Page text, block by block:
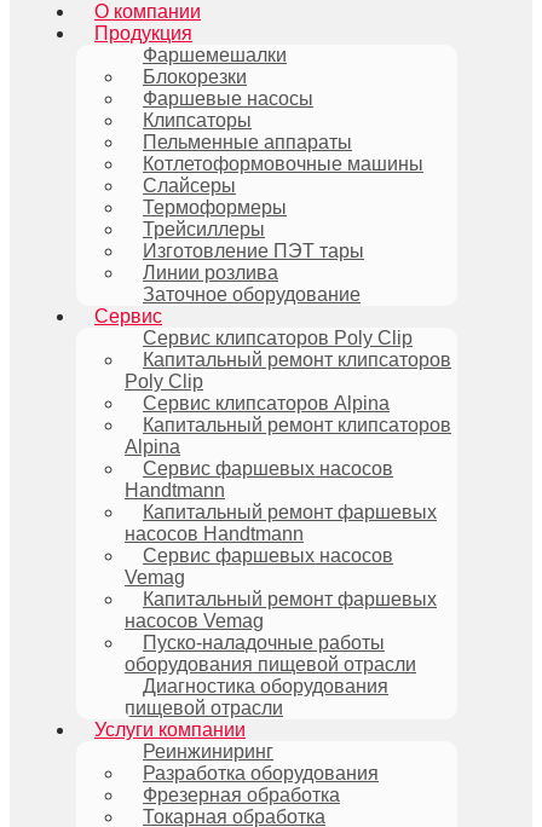
О компании
Продукция
Фаршемешалки
Блокорезки
Фаршевые насосы
Клипсаторы
Пельменные аппараты
Котлетоформовочные машины
Слайсеры
Термоформеры
Трейсиллеры
Изготовление ПЭТ тары
Линии розлива
Заточное оборудование
Сервис
Сервис клипсаторов Poly Clip
Капитальный ремонт клипсаторов
Poly Clip
Сервис клипсаторов Alpina
Капитальный ремонт клипсаторов
Alpina
Сервис фаршевых насосов
Handtmann
Капитальный ремонт фаршевых
насосов Handtmann
Сервис фаршевых насосов
Vemag
Капитальный ремонт фаршевых
насосов Vemag
Пуско-наладочные работы
оборудования пищевой отрасли
Диагностика оборудования
пищевой отрасли
Услуги компании
Реинжиниринг
Разработка оборудования
Фрезерная обработка
Токарная обработка